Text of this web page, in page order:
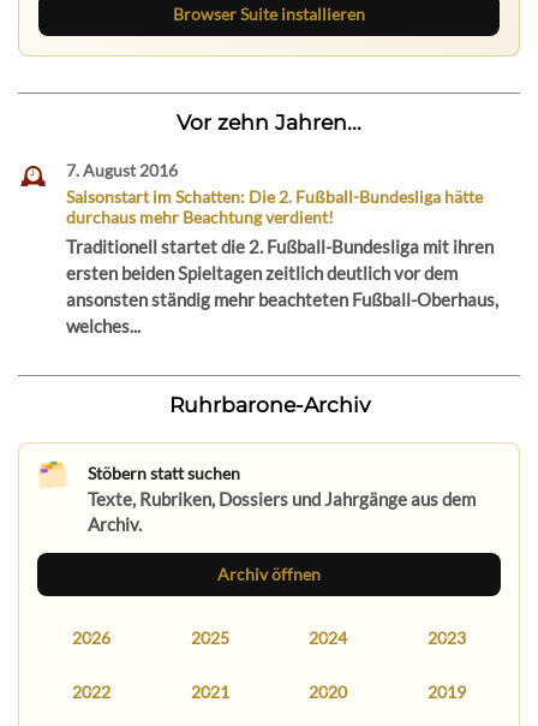
Browser Suite installieren
Vor zehn Jahren...
7. August 2016
Saisonstart im Schatten: Die 2. Fußball-Bundesliga hätte
durchaus mehr Beachtung verdient!
Traditionell startet die 2. Fußball-Bundesliga mit ihren
ersten beiden Spieltagen zeitlich deutlich vor dem
ansonsten ständig mehr beachteten Fußball-Oberhaus,
welches...
Ruhrbarone-Archiv
Stöbern statt suchen
Texte, Rubriken, Dossiers und Jahrgänge aus dem
Archiv.
Archiv öffnen
2026 2025 2024 2023
2022 2021 2020 2019